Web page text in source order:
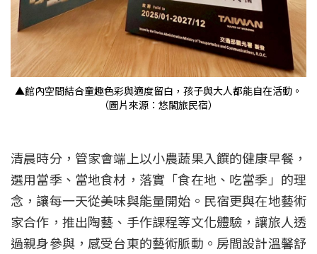
▲館內空間結合童趣色彩與適度留白，孩子與大人都能自在活動。
（圖片來源：悠閣旅民宿）
清晨時分，管家會端上以小農蔬果入饌的健康早餐，
選用當季、當地食材，落實「食在地、吃當季」的理
念，讓每一天從美味與能量開始。民宿更與在地藝術
家合作，推出陶藝、手作課程等文化體驗，讓旅人透
過親身參與，感受台東的藝術脈動。房間設計溫馨舒